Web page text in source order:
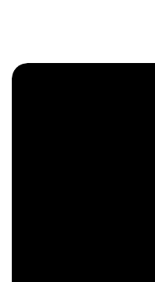
content